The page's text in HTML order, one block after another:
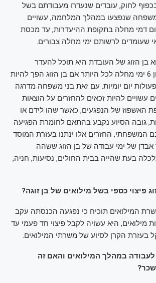
לחוק, עובדים שנעדרו מעבודתם בשל
שנפצעו במהלך המלחמה, עשויים
דמי מחלה בתקופת ההיעדרות, עד מכסת
שעומדים לרשותם ימי מחלה צבורים.
בן הזוג של העובדת היא תוכל להעדר
מהעבודה על חשבון 6 ימי מחלה לכל היותר אם בן הזוג הפך להיות
יום יומיות. עם זאת בני משפחה מדרגה
עשויים להיות זכאים להחזרים על הוצאות
האשפוז של הנפגעים, כאשר שהו לידם או
גובה הסיוע נקבע בהתאם לחומרת הפגיעה
המשפחתי, החזרים אלו ינתנו בעזרת המוסד
אבדן של ימי עבודה של בן הזוג ששהה
בעת שהייה בבית החולים, נסיעות, חניה,
פיצוי כספי בשל מילואים של בן זוגה?
המילואים תוכיח כי נפגעה הכנסתה עקב
מילואים, היא עשויה לקבל פיצוי חד פעמי עד
במהלך המילואים והאם זה